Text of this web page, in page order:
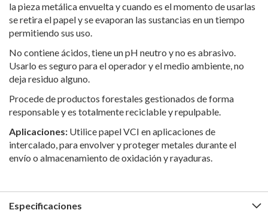
la pieza metálica envuelta y cuando es el momento de usarlas
se retira el papel y se evaporan las sustancias en un tiempo
permitiendo sus uso.
No contiene ácidos, tiene un pH neutro y no es abrasivo.
Usarlo es seguro para el operador y el medio ambiente, no
deja residuo alguno.
Procede de productos forestales gestionados de forma
responsable y es totalmente reciclable y repulpable.
Aplicaciones: Utilice papel VCI en aplicaciones de
intercalado, para envolver y proteger metales durante el
envío o almacenamiento de oxidación y rayaduras.
Especificaciones